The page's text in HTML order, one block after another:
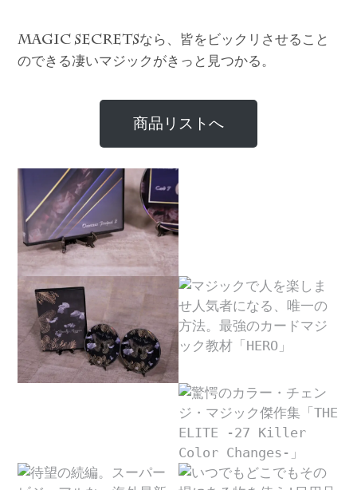
MAGIC SECRETSなら、皆をビックリさせること
のできる凄いマジックがきっと見つかる。
商品リストへ